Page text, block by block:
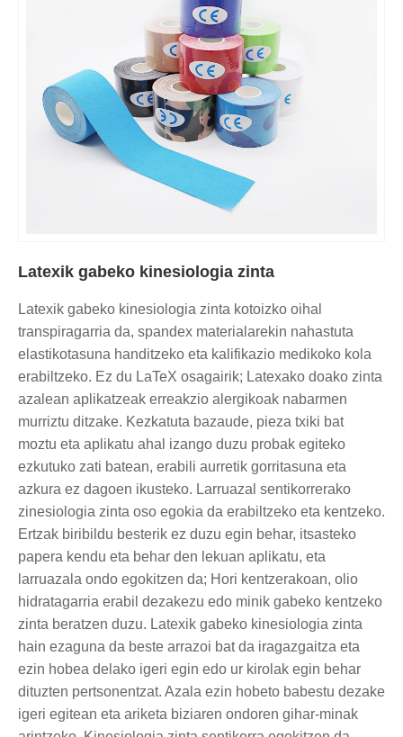
Latexik gabeko kinesiologia zinta
Latexik gabeko kinesiologia zinta kotoizko oihal
transpiragarria da, spandex materialarekin nahastuta
elastikotasuna handitzeko eta kalifikazio medikoko kola
erabiltzeko. Ez du LaTeX osagairik; Latexako doako zinta
azalean aplikatzeak erreakzio alergikoak nabarmen
murriztu ditzake. Kezkatuta bazaude, pieza txiki bat
moztu eta aplikatu ahal izango duzu probak egiteko
ezkutuko zati batean, erabili aurretik gorritasuna eta
azkura ez dagoen ikusteko. Larruazal sentikorrerako
zinesiologia zinta oso egokia da erabiltzeko eta kentzeko.
Ertzak biribildu besterik ez duzu egin behar, itsasteko
papera kendu eta behar den lekuan aplikatu, eta
larruazala ondo egokitzen da; Hori kentzerakoan, olio
hidratagarria erabil dezakezu edo minik gabeko kentzeko
zinta beratzen duzu. Latexik gabeko kinesiologia zinta
hain ezaguna da beste arrazoi bat da iragazgaitza eta
ezin hobea delako igeri egin edo ur kirolak egin behar
dituzten pertsonentzat. Azala ezin hobeto babestu dezake
igeri egitean eta ariketa biziaren ondoren gihar-minak